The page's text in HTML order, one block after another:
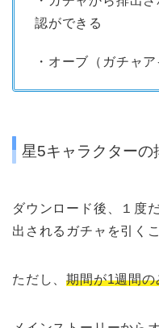
認ができる
・オーブ（ガチャ
星5キャラクターの
ダウンロード後、１度
出されるガチャを引く
ただし、期間が1週間